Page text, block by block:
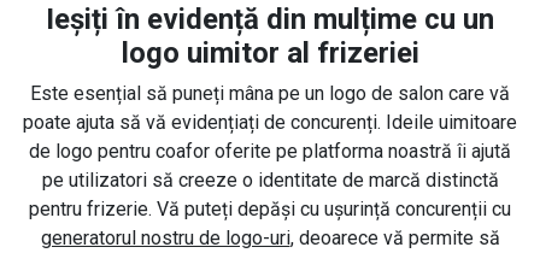
Ieșiți în evidență din mulțime cu un
logo uimitor al frizeriei
Este esențial să puneți mâna pe un logo de salon care vă
poate ajuta să vă evidențiați de concurenți. Ideile uimitoare
de logo pentru coafor oferite pe platforma noastră îi ajută
pe utilizatori să creeze o identitate de marcă distinctă
pentru frizerie. Vă puteți depăși cu ușurință concurenții cu
generatorul nostru de logo-uri, deoarece vă permite să